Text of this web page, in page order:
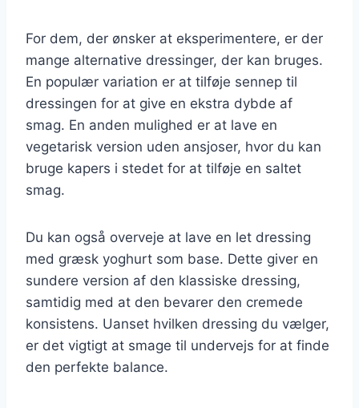
For dem, der ønsker at eksperimentere, er der
mange alternative dressinger, der kan bruges.
En populær variation er at tilføje sennep til
dressingen for at give en ekstra dybde af
smag. En anden mulighed er at lave en
vegetarisk version uden ansjoser, hvor du kan
bruge kapers i stedet for at tilføje en saltet
smag.
Du kan også overveje at lave en let dressing
med græsk yoghurt som base. Dette giver en
sundere version af den klassiske dressing,
samtidig med at den bevarer den cremede
konsistens. Uanset hvilken dressing du vælger,
er det vigtigt at smage til undervejs for at finde
den perfekte balance.